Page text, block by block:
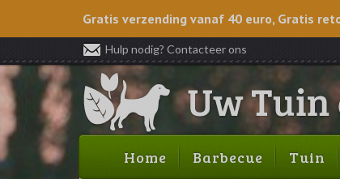
Gratis verzending vanaf 40 euro, Gratis
Hulp nodig? Contacteer ons
Home Barbecue Tuin